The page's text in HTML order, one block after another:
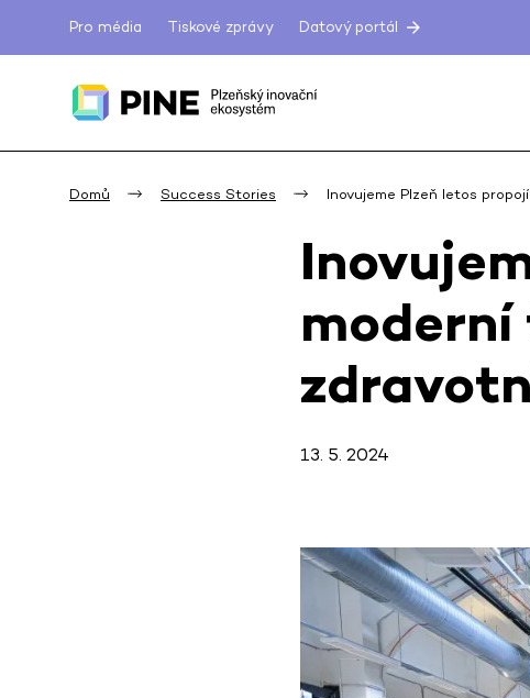
Pro média Tiskové zprávy Datový portál
Domů Success Stories Inovujeme Plzeň letos
13. 5. 2024